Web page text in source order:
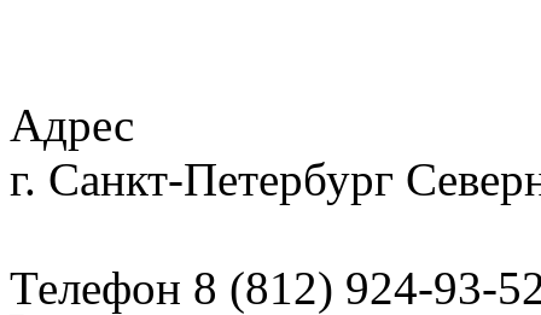
Адрес
г. Санкт-Петербург
Телефон 8 (812) 924-93-